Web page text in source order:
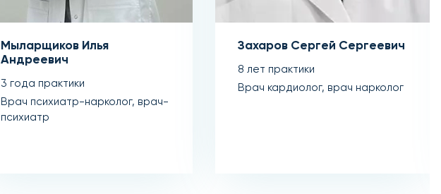
Мыларщиков Илья
Андреевич
3 года практики
Врач психиатр-нарколог, врач-
психиатр
Захаров Сергей Сергеевич
8 лет практики
Врач кардиолог, врач нарколог